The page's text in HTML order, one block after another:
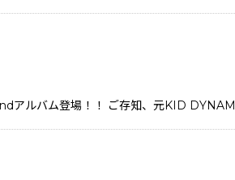
アルバム登場！！ ご存知、元KID